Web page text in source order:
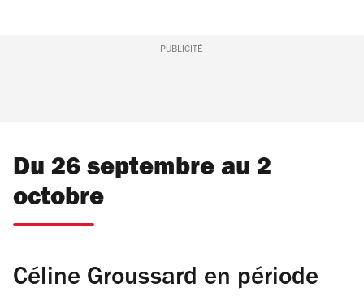
PUBLICITÉ
Du 26 septembre au 2
octobre
Céline Groussard en période